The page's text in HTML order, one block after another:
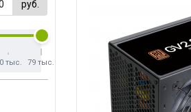
руб.
тыс. 79 тыс.